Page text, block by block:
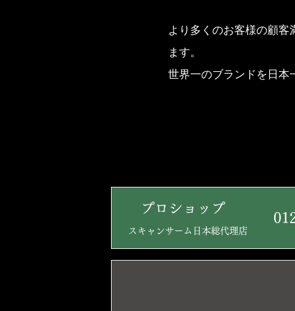
より多くのお客様の顧
ます。
世界一のブランドを日本
プロショップ
スキャンサーム日本総代理店